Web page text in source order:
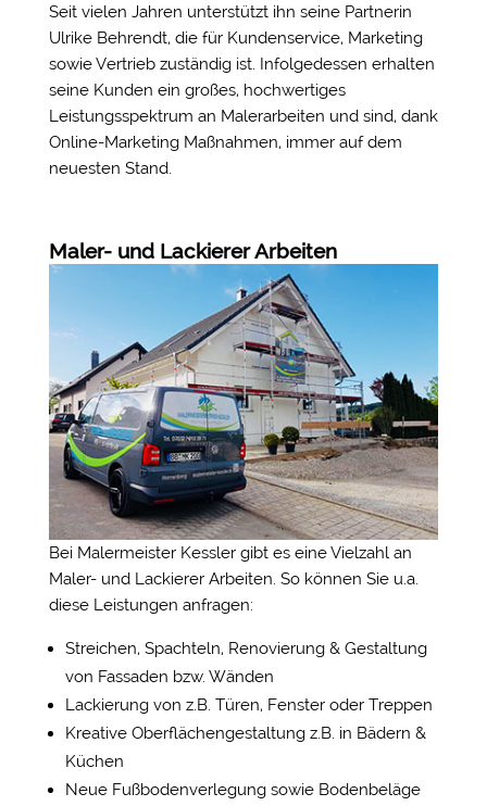
Seit vielen Jahren unterstützt ihn seine Partnerin
Ulrike Behrendt, die für Kundenservice, Marketing
sowie Vertrieb zuständig ist. Infolgedessen erhalten
seine Kunden ein großes, hochwertiges
Leistungsspektrum an Malerarbeiten und sind, dank
Online-Marketing Maßnahmen, immer auf dem
neuesten Stand.
Maler- und Lackierer Arbeiten
Bei Malermeister Kessler gibt es eine Vielzahl an
Maler- und Lackierer Arbeiten. So können Sie u.a.
diese Leistungen anfragen:
Streichen, Spachteln, Renovierung & Gestaltung
von Fassaden bzw. Wänden
Lackierung von z.B. Türen, Fenster oder Treppen
Kreative Oberflächengestaltung z.B. in Bädern &
Küchen
Neue Fußbodenverlegung sowie Bodenbeläge